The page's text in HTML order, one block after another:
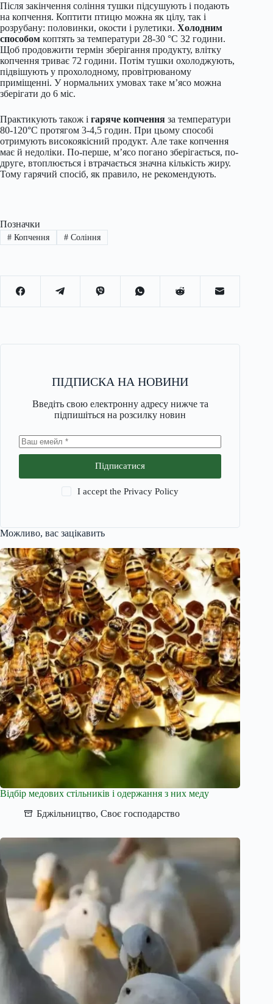
Після закінчення соління тушки підсушують і подають
на копчення. Коптити птицю можна як цілу, так і
розрубану: половинки, окости і рулетики. Холодним
способом коптять за температури 28-30 °С 32 години.
Щоб продовжити термін зберігання продукту, влітку
копчення триває 72 години. Потім тушки охолоджують,
підвішують у прохолодному, провітрюваному
приміщенні. У нормальних умовах таке м’ясо можна
зберігати до 6 міс.
Практикують також і гаряче копчення за температури
80-120°С протягом 3-4,5 годин. При цьому способі
отримують високоякісний продукт. Але таке копчення
має й недоліки. По-перше, м’ясо погано зберігається, по-
друге, втоплюється і втрачається значна кількість жиру.
Тому гарячий спосіб, як правило, не рекомендують.
Позначки
#Копчення #Соління
ПІДПИСКА НА НОВИНИ
Введіть свою електронну адресу нижче та
підпишіться на розсилку новин
Підписатися
I accept the Privacy Policy
Можливо, вас зацікавить
Відбір медових стільників і одержання з них меду
Бджільництво, Своє господарство